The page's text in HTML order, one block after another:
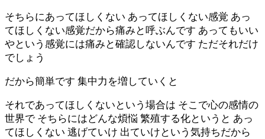
そちらにあってほしくない あってほしくない感覚 あっ
てほしくない感覚だから痛みと呼ぶんです あってもいい
やという感覚には痛みと確認しないんです ただそれだけ
でしょう
だから簡単です 集中力を増していくと
それであってほしくないという場合は そこで心の感情の
世界で そちらにはどんな煩悩 繁殖する化というと あっ
てほしくない 逃げていけ 出ていけという気持ちだから